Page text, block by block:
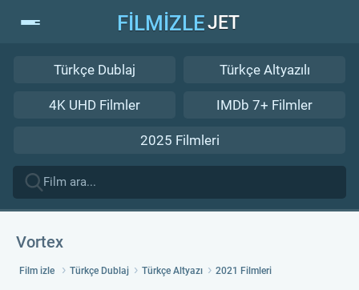
FİLMİZLEJET
Türkçe Dublaj Türkçe Altyazılı
4K UHD Filmler IMDb 7+ Filmler
2025 Filmleri
Vortex
Film izle Türkçe Dublaj Türkçe Altyazı 2021 Filmleri